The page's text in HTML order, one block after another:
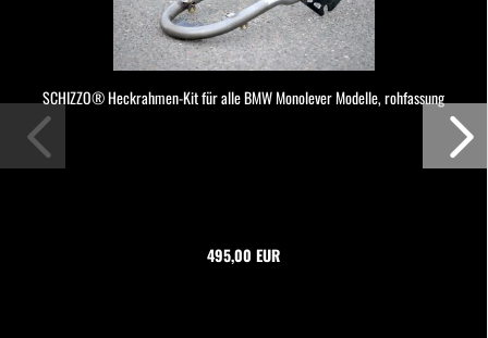
SCHIZZO® Heckrahmen-Kit für alle BMW Monolever Modelle, rohfassung
495,00 EUR